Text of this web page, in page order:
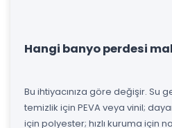
Hangi banyo perdesi
Bu ihtiyacınıza göre değişir. Su
temizlik için PEVA veya vinil;
için polyester; hızlı kuruma için